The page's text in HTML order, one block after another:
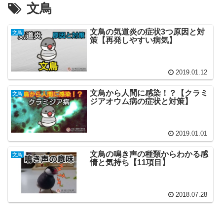
文鳥
文鳥
文鳥の気道炎の症状3つ原因と対
策【再発しやすい病気】
2019.01.12
文鳥
文鳥から人間に感染！？【クラミ
ジアオウム病の症状と対策】
2019.01.01
文鳥
文鳥の鳴き声の種類からわかる感
情と気持ち【11項目】
2018.07.28